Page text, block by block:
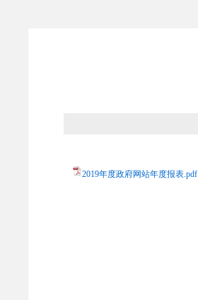
2019年度政府网站年度报表.pdf